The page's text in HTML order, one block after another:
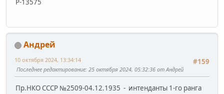
Р-13575
Андрей
#159
10 октября 2024, 13:34:14
Последнее редактирование: 25 октября 2024, 05:32:36 от Андрей
Пр.НКО СССР №2509-04.12.1935 - интенданты 1-го ранга